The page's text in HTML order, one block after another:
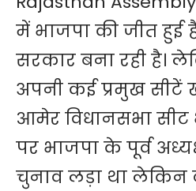
में भाजपा की जीत हुई
सरकार बना रही है।
अपनी कई प्रमुख सीटें
आमेर विधानसभा सीट
पर भाजपा के पूर्व
चुनाव लड़ा था लेकिन